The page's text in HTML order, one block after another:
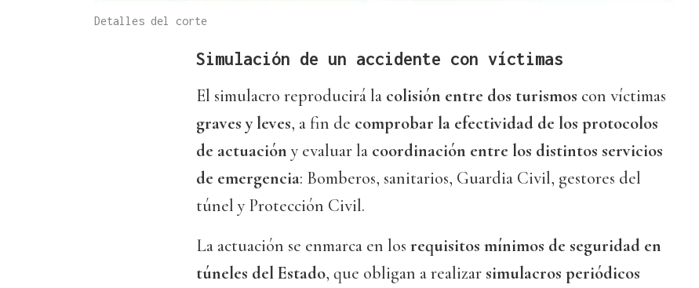
Detalles del corte
Simulación de un accidente con víctimas
El simulacro reproducirá la colisión entre dos turismos con víctimas
graves y leves, a fin de comprobar la efectividad de los protocolos
de actuación y evaluar la coordinación entre los distintos servicios
de emergencia: Bomberos, sanitarios, Guardia Civil, gestores del
túnel y Protección Civil.
La actuación se enmarca en los requisitos mínimos de seguridad en
túneles del Estado, que obligan a realizar simulacros periódicos